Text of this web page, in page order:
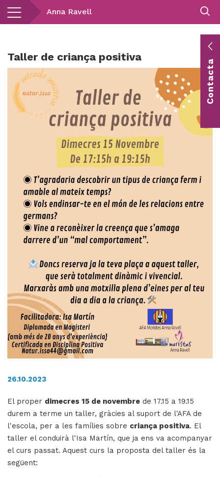
Vés
Anna Ravell
Taller de criança positiva
26.10.2023
El proper dimecres 15 de novembre de 17.15 a 19.15
durem a terme un taller, gràcies al suport de l'AFA de
l'escola, per a les famílies sobre criança positiva. El
taller el conduirà l'Isa Martín, que ja ens va acompanyar
el curs passat. Aquest curs la proposta del taller és la
següent:
Contacta